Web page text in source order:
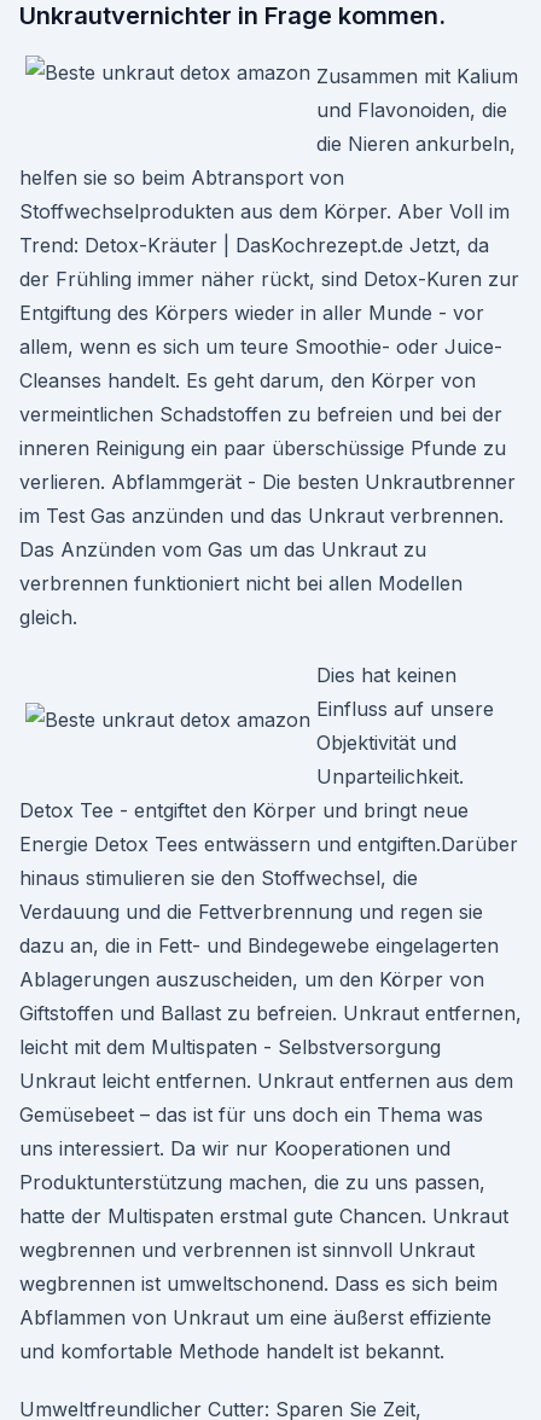
Unkrautvernichter in Frage kommen.
Zusammen mit Kalium
und Flavonoiden, die
die Nieren ankurbeln,
helfen sie so beim Abtransport von
Stoffwechselprodukten aus dem Körper. Aber Voll im
Trend: Detox-Kräuter | DasKochrezept.de Jetzt, da
der Frühling immer näher rückt, sind Detox-Kuren zur
Entgiftung des Körpers wieder in aller Munde - vor
allem, wenn es sich um teure Smoothie- oder Juice-
Cleanses handelt. Es geht darum, den Körper von
vermeintlichen Schadstoffen zu befreien und bei der
inneren Reinigung ein paar überschüssige Pfunde zu
verlieren. Abflammgerät - Die besten Unkrautbrenner
im Test Gas anzünden und das Unkraut verbrennen.
Das Anzünden vom Gas um das Unkraut zu
verbrennen funktioniert nicht bei allen Modellen
gleich.
Dies hat keinen
Einfluss auf unsere
Objektivität und
Unparteilichkeit.
Detox Tee - entgiftet den Körper und bringt neue
Energie Detox Tees entwässern und entgiften.Darüber
hinaus stimulieren sie den Stoffwechsel, die
Verdauung und die Fettverbrennung und regen sie
dazu an, die in Fett- und Bindegewebe eingelagerten
Ablagerungen auszuscheiden, um den Körper von
Giftstoffen und Ballast zu befreien. Unkraut entfernen,
leicht mit dem Multispaten - Selbstversorgung
Unkraut leicht entfernen. Unkraut entfernen aus dem
Gemüsebeet – das ist für uns doch ein Thema was
uns interessiert. Da wir nur Kooperationen und
Produktunterstützung machen, die zu uns passen,
hatte der Multispaten erstmal gute Chancen. Unkraut
wegbrennen und verbrennen ist sinnvoll Unkraut
wegbrennen ist umweltschonend. Dass es sich beim
Abflammen von Unkraut um eine äußerst effiziente
und komfortable Methode handelt ist bekannt.
Umweltfreundlicher Cutter: Sparen Sie Zeit,